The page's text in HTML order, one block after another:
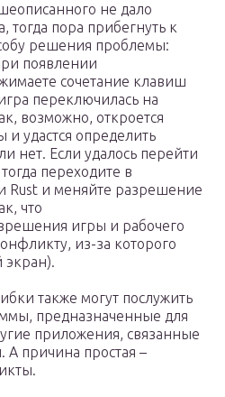
не дало
тогда пора прибегнуть к
решения проблемы:
появлении
сочетание клавиш
переключилась на
возможно, откроется
удастся определить
нет. Если удалось перейти
переходите в
Rust и меняйте разрешение
что
игры и рабочего
из-за которого
экран).
также могут послужить
предназначенные для
приложения, связанные
причина простая –